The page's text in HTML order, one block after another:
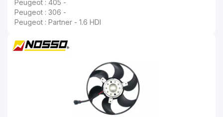
Peugeot : 405 -
Peugeot : 306 -
Peugeot : Partner - 1.6 HDI